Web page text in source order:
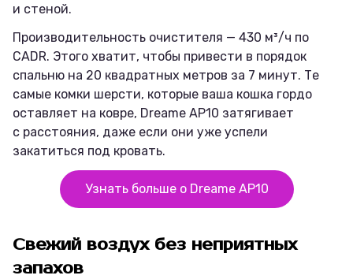
и стеной.
Производительность очистителя — 430 м³/ч по
CADR. Этого хватит, чтобы привести в порядок
спальню на 20 квадратных метров за 7 минут. Те
самые комки шерсти, которые ваша кошка гордо
оставляет на ковре, Dreame AP10 затягивает
с расстояния, даже если они уже успели
закатиться под кровать.
Узнать больше о Dreame AP10
Свежий воздух без неприятных
запахов